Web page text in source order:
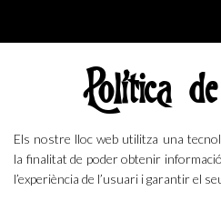
Política
Els nostre lloc web utilitza una
la finalitat de poder obtenir
l’experiència de l’usuari i garantir el